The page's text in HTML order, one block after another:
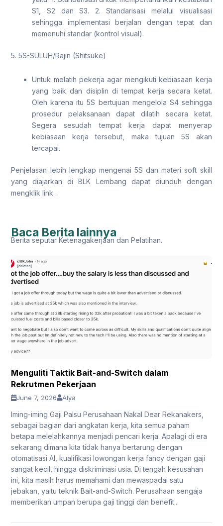
S1, S2 dan S3. 2. Standarisasi melalui visualisasi
sehingga implementasi berjalan dengan tepat dan
memenuhi standar (kontrol visual).
5. 5S-SULUH/Rajin (Shitsuke)
Untuk melatih pekerja agar mengikuti kebiasaan kerja
yang baik dan disiplin di tempat kerja secara ketat.
Oleh karena itu 5S bertujuan mengelola S4 sehingga
prosedur pelaksanaan dapat dilatih secara ketat.
Segera sesudah tempat kerja dapat menyerap
kebiasaan kerja tersebut, maka tujuan 5S akan
tercapai.
Penjelasan lebih lengkap mengenai 5S dan materi soft skill
yang diajarkan di BLK Lembang dapat diunduh dengan
mengklik link .
Baca Berita lainnya
Berita seputar Ketenagakerjaan dan Pelatihan.
Menguliti Taktik Bait-and-Switch dalam
Rekrutmen Pekerjaan
June 7, 2026 Alya
Iming-iming Gaji Palsu Perusahaan Nakal Dear Rekanakers,
sebagai bagian dari angkatan kerja, kita semua paham
betapa melelahkannya menjadi pencari kerja. Apalagi di era
sekarang dimana kita tidak hanya bertarung dengan
otomatisasi AI, kualifikasi lowongan kerja fancy dengan gaji
sangat kecil, hingga diskriminasi usia. Di tengah kesusahan
ini, kita masih harus memahami dan mewaspadai satu
jebakan, yaitu teknik Bait-and-Switch. Perusahaan sengaja
memberikan umpan berupa gaji tinggi dan benefit...